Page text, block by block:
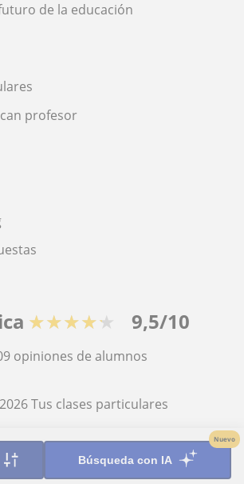
Búsqueda con IA
Nuevo
de la educación
profesor
★★★★★ 9,5/10
opiniones de alumnos
Tus clases particulares
Profesores particulares